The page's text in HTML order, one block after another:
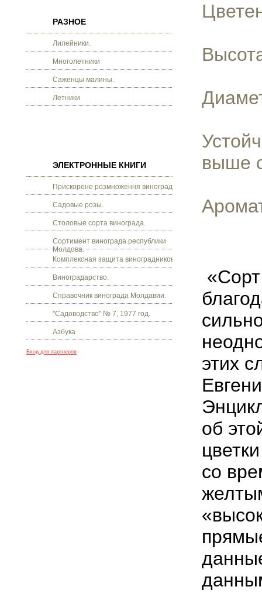
РАЗНОЕ
Лилейники.
Многолетники
Саженцы малины.
Летники
ЭЛЕКТРОННЫЕ КНИГИ
Прискорене розмноження винограду.
Садовые розы.
Столовые сорта винограда.
Сортимент винограда республики
Молдова.
Комплексная защита виноградников.
Виноградарство.
Справочник винограда Молдавии.
"Садоводство" № 7, 1977 год.
Азбука
Вход для партнеров
выше
этих
об
со